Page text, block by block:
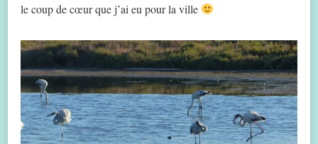
le coup de cœur que j’ai eu pour la ville